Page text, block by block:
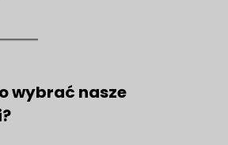
wybrać nasze